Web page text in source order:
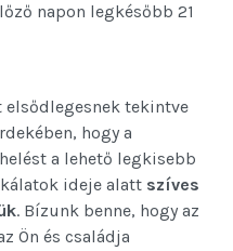
napon legkésőbb 21
elsődlegesnek tekintve
hogy a
a lehető legkisebb
ideje alatt szíves
. Bízunk benne, hogy az
Ön és családja